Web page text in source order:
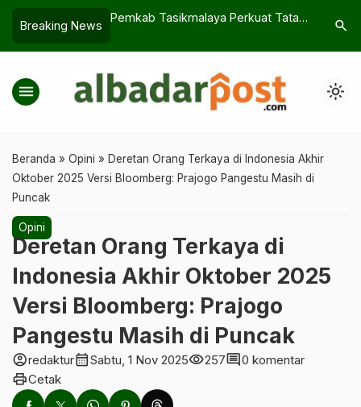
Breaking News
Pemkab Tasikmalaya Perkuat Tata
Kabar
Praktik
search
menu light_mode
Beranda » Opini » Deretan Orang Terkaya di Indonesia Akhir
Oktober 2025 Versi Bloomberg: Prajogo Pangestu Masih di
Puncak
Opini
Deretan Orang Terkaya di
Indonesia Akhir Oktober 2025
Versi Bloomberg: Prajogo
Pangestu Masih di Puncak
account_circleredakturcalendar_monthSabtu, 1 Nov 2025visibility257comment0 komentar
printCetak